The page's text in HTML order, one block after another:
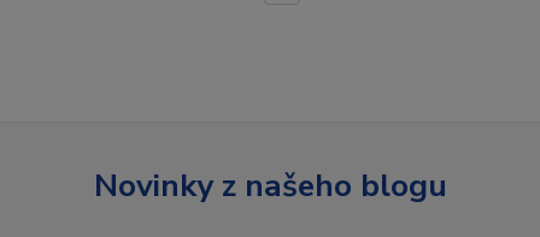
Novinky z našeho blogu